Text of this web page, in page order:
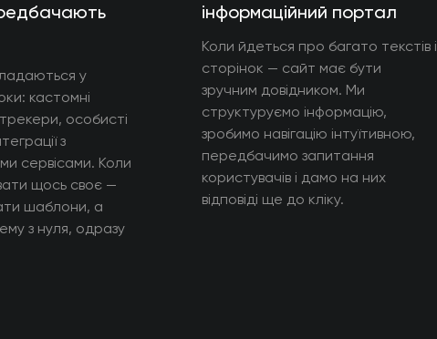
у
кастомні
особисті
з
сервісами. Коли
щось своє —
шаблони, а
з нуля, одразу
інформаційний портал
Коли йдеться про багато текстів і
сторінок — сайт має бути
зручним довідником. Ми
структуруємо інформацію,
зробимо навігацію інтуїтивною,
передбачимо запитання
користувачів і дамо на них
відповіді ще до кліку.